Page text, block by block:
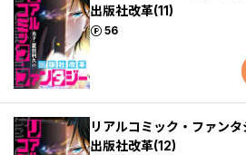
出版社改革(11)
56
ポイント
リアルコミック・ファン
出版社改革(12)